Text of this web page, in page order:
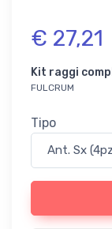
€ 27,21
Kit raggi
FULCRUM
Tipo